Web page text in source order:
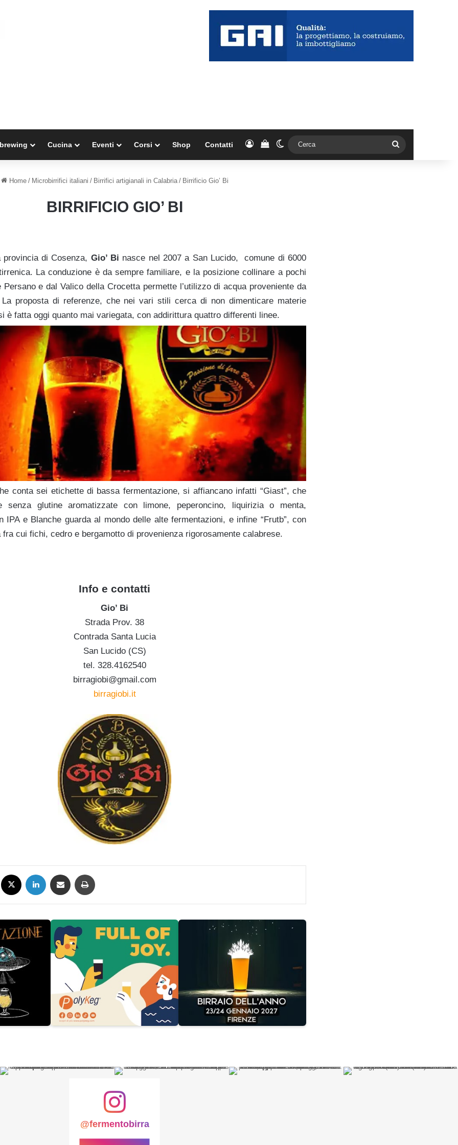
Cucina Eventi Corsi Shop Contatti AccediVedi il carrello
Cambia aspetto
Home / Microbirrifici italiani / Birrifici artigianali in Calabria / Birrificio Gio’ Bi
BIRRIFICIO GIO’ BI
di Cosenza, Gio’ Bi nasce nel 2007 a San Lucido, comune di 6000
La conduzione è da sempre familiare, e la posizione collinare a pochi
e dal Valico della Crocetta permette l’utilizzo di acqua proveniente da
proposta di referenze, che nei vari stili cerca di non dimenticare materie
è fatta oggi quanto mai variegata, con addirittura quattro differenti linee.
conta sei etichette di bassa fermentazione, si affiancano infatti “Giast”, che
senza glutine aromatizzate con limone, peperoncino, liquirizia o menta,
IPA e Blanche guarda al mondo delle alte fermentazioni, e infine “Frutb”, con
cui fichi, cedro e bergamotto di provenienza rigorosamente calabrese.
Info e contatti
Gio’ Bi
Strada Prov. 38
Contrada Santa Lucia
San Lucido (CS)
tel. 328.4162540
birragiobi@gmail.com
birragiobi.it
Facebook LinkedIn Condividi via mail
@fermentobirra